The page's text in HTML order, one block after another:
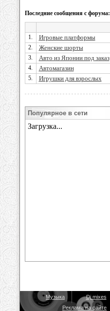
Последние сообщения с форума:
1. Игровые платформы
2. Женские шорты
3. Авто из Японии под заказ
4. Автомагазин
5. Игрушки для взрослых
Популярное в сети
Музыка Dj mixes
Реклама на сайте